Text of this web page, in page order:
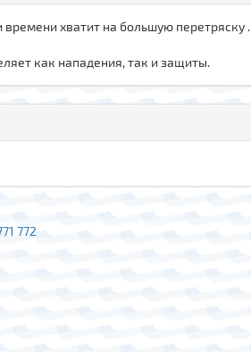
хватит на большую перетряску .
как нападения, так и защиты.
772